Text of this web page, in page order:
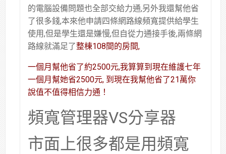
的電腦設備問題也全部交給力通,另外我還幫他省
了很多錢,本來他申請四條網路線頻寬提供給學生
使用,但是學生還是嫌慢,但自從力通接手後,兩條網
路線就滿足了整棟108間的房間,
一個月幫他省了約2500元,我算算到現在維護七年
一個月幫她省2500元, 到現在我幫他省了21萬你
說值不值得相信力通！
頻寬管理器VS分享器
市面上很多都是用頻寬